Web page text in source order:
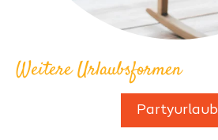
Weitere Urlaubsformen
Partyurlaub